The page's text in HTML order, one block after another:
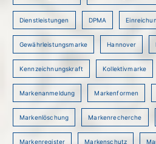
Dienstleistungen DPMA
Gewährleistungsmarke Hannover
Kennzeichnungskraft Kollektivmarke
Markenanmeldung Markenformen
Markenlöschung Markenrecherche
Markenregister Markenschutz